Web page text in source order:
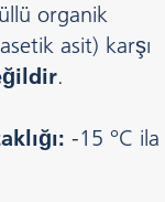
organik
asit) karşı
.
-15 °C ila